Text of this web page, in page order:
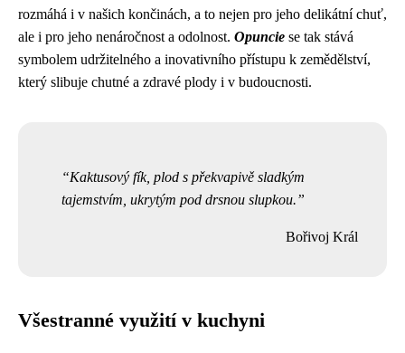
rozmáhá i v našich končinách, a to nejen pro jeho delikátní chuť,
ale i pro jeho nenáročnost a odolnost. Opuncie se tak stává
symbolem udržitelného a inovativního přístupu k zemědělství,
který slibuje chutné a zdravé plody i v budoucnosti.
Kaktusový fík, plod s překvapivě sladkým
tajemstvím, ukrytým pod drsnou slupkou.
Bořivoj Král
Všestranné využití v kuchyni